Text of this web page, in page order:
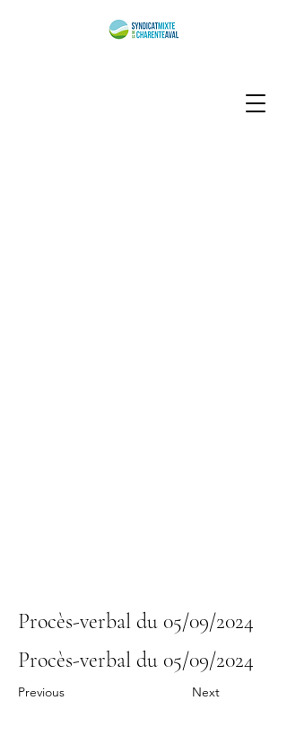
Procès-verbal du 05/09/2024
Procès-verbal du 05/09/2024
Previous Next